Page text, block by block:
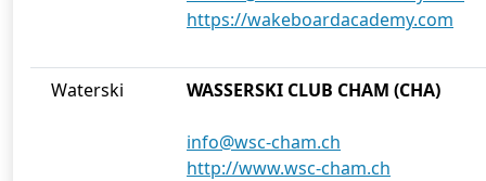
https://wakeboardacademy.com
Waterski WASSERSKI CLUB CHAM (CHA)
info@wsc-cham.ch
http://www.wsc-cham.ch